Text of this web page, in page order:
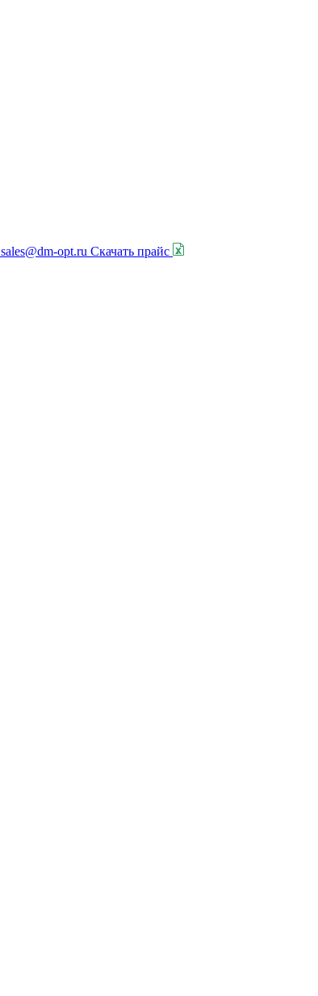
sales@dm-opt.ru Скачать прайс